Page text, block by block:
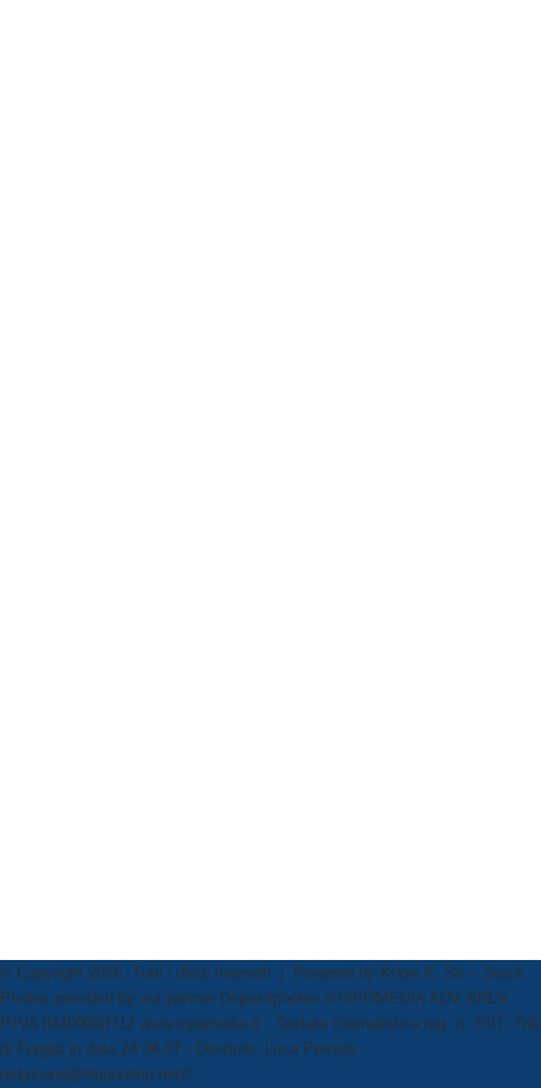
© Copyright 2026, Tutti i diritti riservati | Powered by Know K. Srl -- Stock
Photos provided by our partner Depositphotos ©SIPOMEDIA ADV SRLS
P.IVA 04409080712 www.sipomedia.it - Testata Giornalistica reg. n. 7/07, Trib
di Foggia in data 24.04.07 - Direttore: Luca Pernice
redazione@ilsipontino.net©